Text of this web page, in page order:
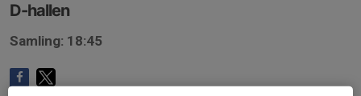
D-hallen
Samling: 18:45